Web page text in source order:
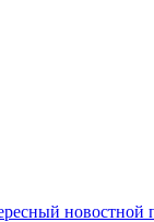
новостной